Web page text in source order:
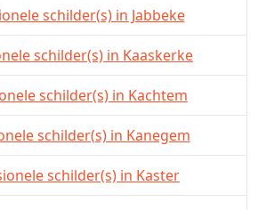
schilder(s) in Jabbeke
schilder(s) in Kaaskerke
schilder(s) in Kachtem
schilder(s) in Kanegem
schilder(s) in Kaster